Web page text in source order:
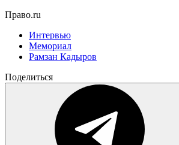
Право.ru
Интервью
Мемориал
Рамзан Кадыров
Поделиться